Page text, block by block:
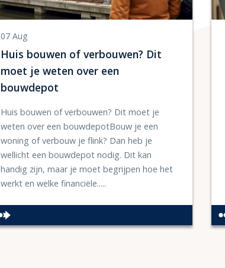
07 Aug
Huis bouwen of verbouwen? Dit
moet je weten over een
bouwdepot
Huis bouwen of verbouwen? Dit moet je
weten over een bouwdepotBouw je een
woning of verbouw je flink? Dan heb je
wellicht een bouwdepot nodig. Dit kan
handig zijn, maar je moet begrijpen hoe het
werkt en welke financiële.....